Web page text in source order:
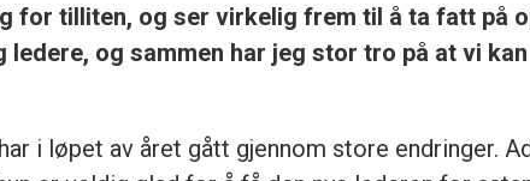
for tilliten, og ser virkelig frem til å ta fatt på
ledere, og sammen har jeg stor tro på at vi
i løpet av året gått gjennom store endringer.